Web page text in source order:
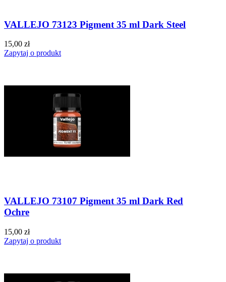
VALLEJO 73123 Pigment 35 ml Dark Steel
15,00 zł
Zapytaj o produkt
VALLEJO 73107 Pigment 35 ml Dark Red
Ochre
15,00 zł
Zapytaj o produkt